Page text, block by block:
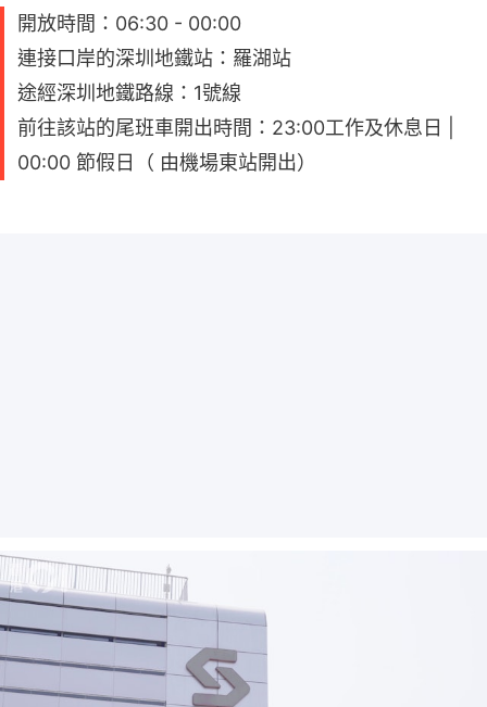
開放時間：06:30 - 00:00
連接口岸的深圳地鐵站：羅湖站
途經深圳地鐵路線：1號線
前往該站的尾班車開出時間：23:00工作及休息日 |
00:00 節假日（ 由機場東站開出）